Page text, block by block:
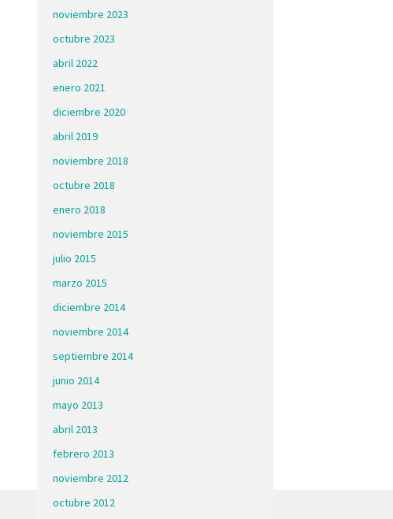
noviembre 2023
octubre 2023
abril 2022
enero 2021
diciembre 2020
abril 2019
noviembre 2018
octubre 2018
enero 2018
noviembre 2015
julio 2015
marzo 2015
diciembre 2014
noviembre 2014
septiembre 2014
junio 2014
mayo 2013
abril 2013
febrero 2013
noviembre 2012
octubre 2012